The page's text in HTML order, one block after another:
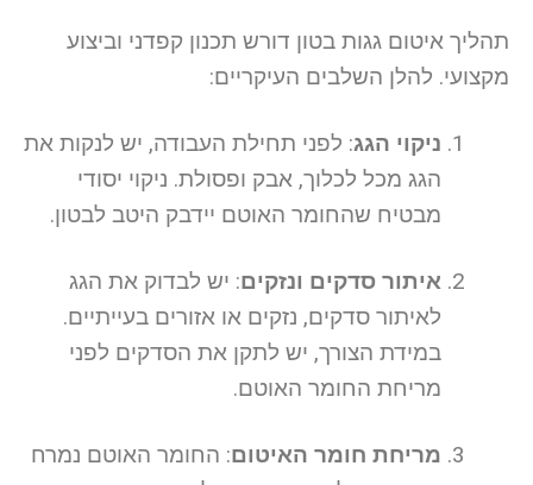
תהליך איטום גגות בטון דורש תכנון קפדני וביצוע
מקצועי. להלן השלבים העיקריים:
ניקוי הגג: לפני תחילת העבודה, יש לנקות את
הגג מכל לכלוך, אבק ופסולת. ניקוי יסודי
מבטיח שהחומר האוטם יידבק היטב לבטון.
איתור סדקים ונזקים: יש לבדוק את הגג
לאיתור סדקים, נזקים או אזורים בעייתיים.
במידת הצורך, יש לתקן את הסדקים לפני
מריחת החומר האוטם.
מריחת חומר האיטום: החומר האוטם נמרח